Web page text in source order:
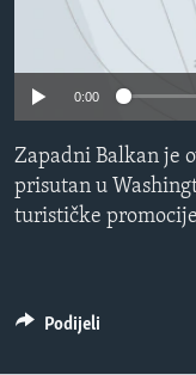
MAGAZIN
O GLASU AMERIKE
Learning English
PRATITE NAS
0:00
Zapadni Balkan je
prisutan u
turističke
Podijeli